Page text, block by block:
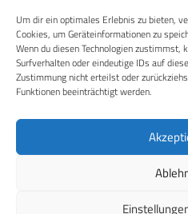
Um dir ein optimales Erlebnis zu bieten,
Cookies, um Geräteinformationen zu
Wenn du diesen Technologien zustimmst,
Surfverhalten oder eindeutige IDs auf
Zustimmung nicht erteilst oder
Funktionen beeinträchtigt werden.
RECHTLICHES
Datenschutzerklärung
Cookie-Richtlinie (EU)